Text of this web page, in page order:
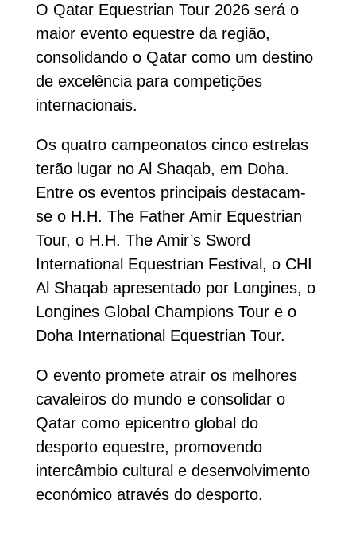
O Qatar Equestrian Tour 2026 será o
maior evento equestre da região,
consolidando o Qatar como um destino
de excelência para competições
internacionais.
Os quatro campeonatos cinco estrelas
terão lugar no Al Shaqab, em Doha.
Entre os eventos principais destacam-
se o H.H. The Father Amir Equestrian
Tour, o H.H. The Amir’s Sword
International Equestrian Festival, o CHI
Al Shaqab apresentado por Longines, o
Longines Global Champions Tour e o
Doha International Equestrian Tour.
O evento promete atrair os melhores
cavaleiros do mundo e consolidar o
Qatar como epicentro global do
desporto equestre, promovendo
intercâmbio cultural e desenvolvimento
económico através do desporto.